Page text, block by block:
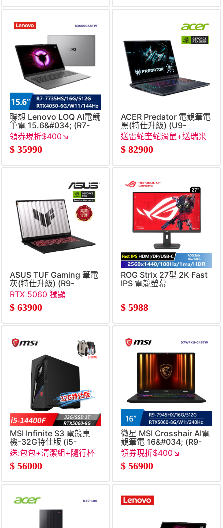
聯想 Lenovo LOQ AI電競
筆電 15.6&#034; (R7-
7735HS&#47;16G&#47;512G&#47;RTX4050-
6G&#47;W11) 銀
領券現折$400↘
$ 35990
ACER Predator 電競筆電
黑(特仕升級) (U9-
SSD&#47;RTX5070)
送雷蛇奎蛇滑鼠+送瑞米
收納立架
$ 82900
ASUS TUF Gaming 筆電
灰(特仕升級) (R9-
8940HX&#47;16G+16G&#47;512G+1T
SSD&#47;RTX5060)
RTX 5060 獨顯
$ 63900
ROG Strix 27型 2K Fast
IPS 電競螢幕
$ 5988
MSI Infinite S3 電競桌
機-32G特仕版 (i5-
14400F&#47;32G&#47;1T
SSD&#47;RTX5060-
8G&#47;Win11)
送:包包+清潔組+隨行杯
+RJ45轉接線
$ 56000
微星 MSI Crosshair AI電
競筆電 16&#034; (R9-
8G&#47;W11)
領券現折$400↘
$ 56900